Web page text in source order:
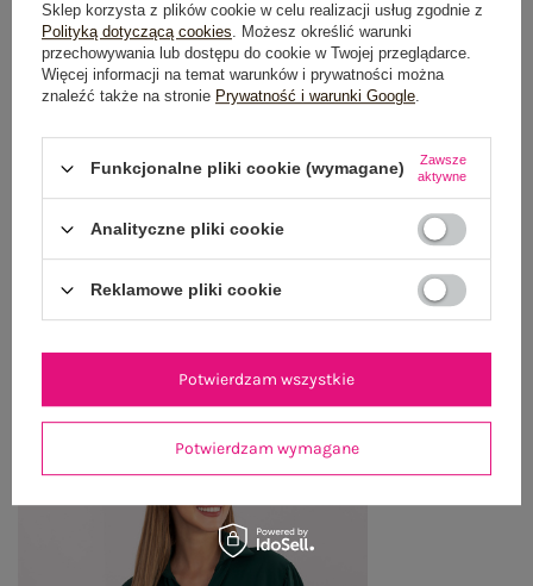
OPIS PRODUKTU
GŁÓWNE PARAMETRY
ZWROTY I REKLAMACJE
Sklep korzysta z plików cookie w celu realizacji usług zgodnie z
Polityką dotyczącą cookies. Możesz określić warunki
przechowywania lub dostępu do cookie w Twojej przeglądarce.
Więcej informacji na temat warunków i prywatności można
znaleźć także na stronie Prywatność i warunki Google.
Funkcjonalne pliki cookie (wymagane)
Zawsze
aktywne
Analityczne pliki cookie
Reklamowe pliki cookie
Potwierdzam wymagane
Potwierdzam wszystkie